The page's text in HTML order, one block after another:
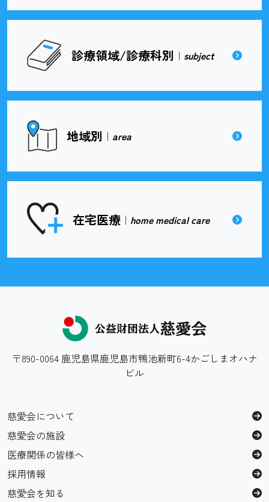
診療領域/診療科別 ｜ subject
地域別 ｜ area
在宅医療 ｜ home medical care
〒890-0064 鹿児島県鹿児島市鴨池新町6-4かごしまオハナ
ビル
慈愛会について
慈愛会の施設
医療関係の皆様へ
採用情報
慈愛会を知る